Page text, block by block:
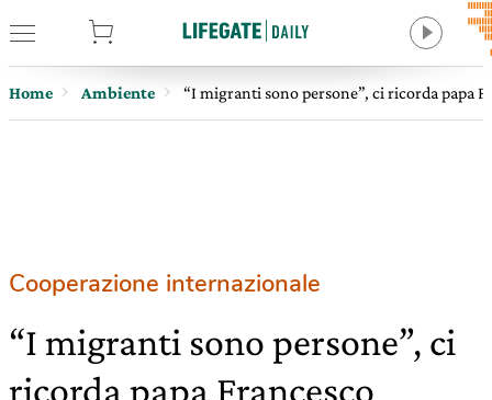
Home Ambiente “I migranti sono persone”, ci ricorda papa
Cooperazione internazionale
“I migranti sono persone”, ci
ricorda papa Francesco